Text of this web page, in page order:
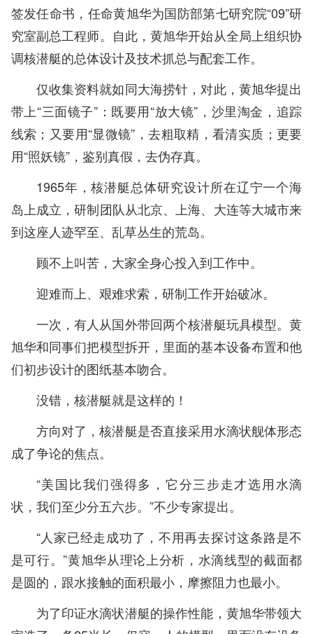
签发任命书，任命黄旭华为国防部第七研究院“09”研
究室副总工程师。自此，黄旭华开始从全局上组织协
调核潜艇的总体设计及技术抓总与配套工作。
仅收集资料就如同大海捞针，对此，黄旭华提出
带上“三面镜子”：既要用“放大镜”，沙里淘金，追踪
线索；又要用“显微镜”，去粗取精，看清实质；更要
用“照妖镜”，鉴别真假，去伪存真。
1965年，核潜艇总体研究设计所在辽宁一个海
岛上成立，研制团队从北京、上海、大连等大城市来
到这座人迹罕至、乱草丛生的荒岛。
顾不上叫苦，大家全身心投入到工作中。
迎难而上、艰难求索，研制工作开始破冰。
一次，有人从国外带回两个核潜艇玩具模型。黄
旭华和同事们把模型拆开，里面的基本设备布置和他
们初步设计的图纸基本吻合。
没错，核潜艇就是这样的！
方向对了，核潜艇是否直接采用水滴状舰体形态
成了争论的焦点。
“美国比我们强得多，它分三步走才选用水滴
状，我们至少分五六步。”不少专家提出。
“人家已经走成功了，不用再去探讨这条路是不
是可行。”黄旭华从理论上分析，水滴线型的截面都
是圆的，跟水接触的面积最小，摩擦阻力也最小。
为了印证水滴状潜艇的操作性能，黄旭华带领大